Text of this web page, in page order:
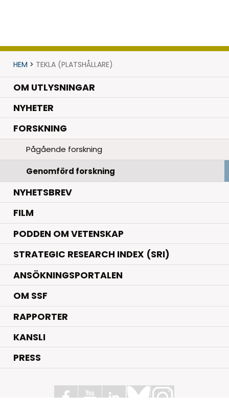
HEM > TEKLA (PLATSHÅLLARE)
OM UTLYSNINGAR
NYHETER.
FORSKNING.
Pågående forskning
Genomförd forskning
NYHETSBREV
FILM
PODDEN OM VETENSKAP
STRATEGIC RESEARCH INDEX (SRI)
ANSÖKNINGSPORTALEN
OM SSF
RAPPORTER
KANSLI
PRESS